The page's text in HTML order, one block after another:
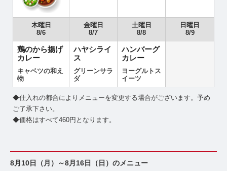
木曜日
8/6
金曜日
8/7
土曜日
8/8
日曜日
8/9
鶏のから揚げ
カレー
キャベツの和え
物
ハヤシライ
ス
グリーンサラ
ダ
ハンバーグ
カレー
ヨーグルトス
イーツ
◆仕入れの都合によりメニューを変更する場合がございます。予め
ご了承下さい。
◆価格はすべて460円となります。
8月10日（月）～8月16日（日）のメニュー